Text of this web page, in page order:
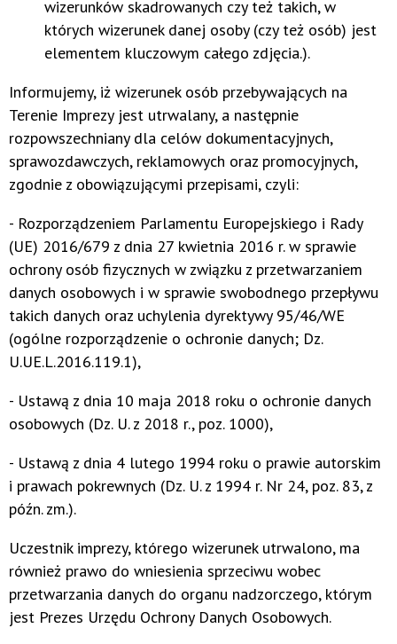
wizerunków skadrowanych czy też takich, w
których wizerunek danej osoby (czy też osób) jest
elementem kluczowym całego zdjęcia.).
Informujemy, iż wizerunek osób przebywających na
Terenie Imprezy jest utrwalany, a następnie
rozpowszechniany dla celów dokumentacyjnych,
sprawozdawczych, reklamowych oraz promocyjnych,
zgodnie z obowiązującymi przepisami, czyli:
- Rozporządzeniem Parlamentu Europejskiego i Rady
(UE) 2016/679 z dnia 27 kwietnia 2016 r. w sprawie
ochrony osób fizycznych w związku z przetwarzaniem
danych osobowych i w sprawie swobodnego przepływu
takich danych oraz uchylenia dyrektywy 95/46/WE
(ogólne rozporządzenie o ochronie danych; Dz.
U.UE.L.2016.119.1),
- Ustawą z dnia 10 maja 2018 roku o ochronie danych
osobowych (Dz. U. z 2018 r., poz. 1000),
- Ustawą z dnia 4 lutego 1994 roku o prawie autorskim
i prawach pokrewnych (Dz. U. z 1994 r. Nr 24, poz. 83, z
późn. zm.).
Uczestnik imprezy, którego wizerunek utrwalono, ma
również prawo do wniesienia sprzeciwu wobec
przetwarzania danych do organu nadzorczego, którym
jest Prezes Urzędu Ochrony Danych Osobowych.